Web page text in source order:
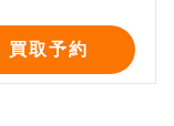
買取予約